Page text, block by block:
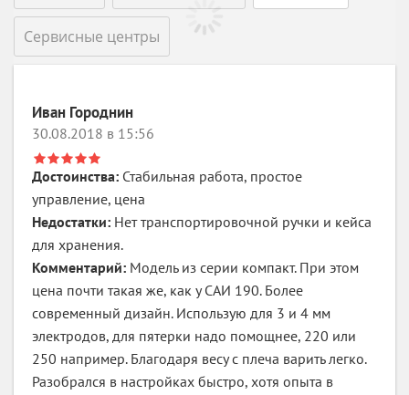
Сервисные центры
Иван Городнин
30.08.2018 в 15:56
Достоинства: Стабильная работа, простое
управление, цена
Недостатки: Нет транспортировочной ручки и кейса
для хранения.
Комментарий: Модель из серии компакт. При этом
цена почти такая же, как у САИ 190. Более
современный дизайн. Использую для 3 и 4 мм
электродов, для пятерки надо помощнее, 220 или
250 например. Благодаря весу с плеча варить легко.
Разобрался в настройках быстро, хотя опыта в